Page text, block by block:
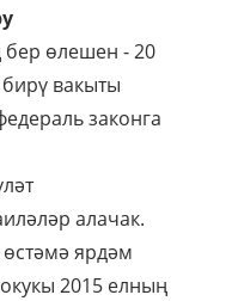
бер өлешен - 20
вакыты
законга
алачак.
ярдәм
2015 елның